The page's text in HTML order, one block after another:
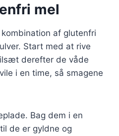
mel
af glutenfri
Start med at rive
derefter de våde
i en time, så smagene
Bag dem i en
de er gyldne og